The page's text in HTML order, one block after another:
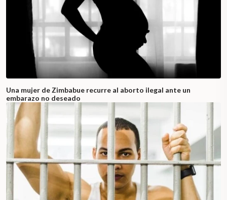
Una mujer de Zimbabue recurre al aborto ilegal ante un
embarazo no deseado